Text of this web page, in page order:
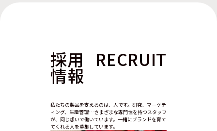
採用
情報
RECRUIT
私たちの製品を支えるのは、人です。研究、マーケテ
ィング、生産管理…さまざまな専門性を持つスタッフ
が、同じ想いで働いています。一緒にブランドを育て
てくれる人を募集しています。